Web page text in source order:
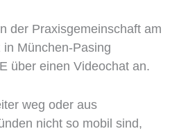
der Praxisgemeinschaft am
München-Pasing
über einen Videochat an.
weg oder aus
nicht so mobil sind,